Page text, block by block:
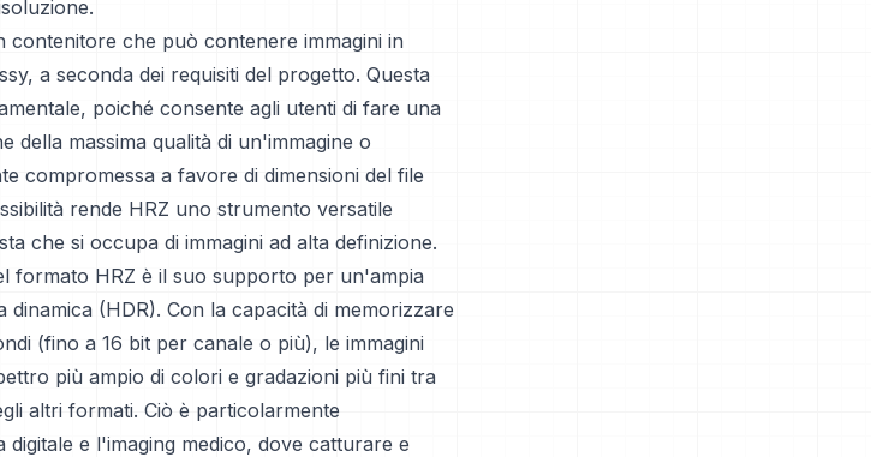
che può contenere immagini in
a seconda dei requisiti del progetto. Questa
poiché consente agli utenti di fare una
della massima qualità di un'immagine o
compromessa a favore di dimensioni del file
rende HRZ uno strumento versatile
che si occupa di immagini ad alta definizione.
formato HRZ è il suo supporto per un'ampia
(HDR). Con la capacità di memorizzare
(fino a 16 bit per canale o più), le immagini
più ampio di colori e gradazioni più fini tra
altri formati. Ciò è particolarmente
e l'imaging medico, dove catturare e